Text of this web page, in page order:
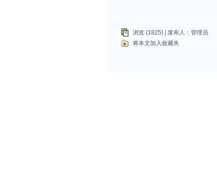
浏览 (1825) | 发布人： 管理员
将本文加入收藏夹